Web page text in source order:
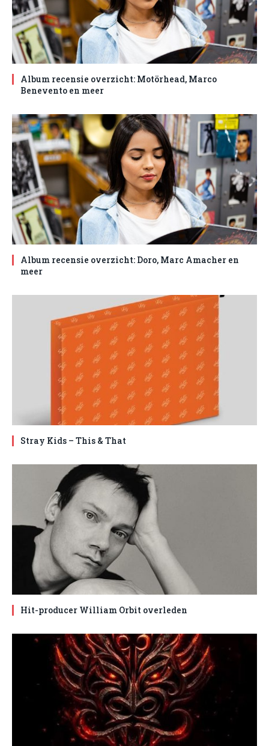
Album recensie overzicht: Motörhead, Marco
Benevento en meer
Album recensie overzicht: Doro, Marc Amacher en
meer
Stray Kids – This & That
Hit-producer William Orbit overleden